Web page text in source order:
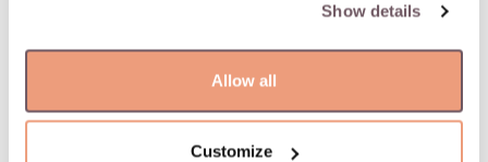
Show details
Allow all
Customize